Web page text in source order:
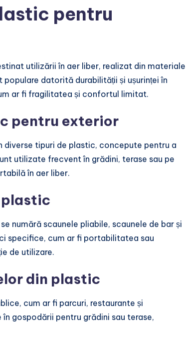
pentru
utilizării în aer liber, realizat din materiale
datorită durabilității și ușurinței în
ar fi fragilitatea și confortul limitat.
pentru exterior
diverse tipuri de plastic, concepute pentru a
utilizate frecvent în grădini, terase sau pe
în aer liber.
plastic
numără scaunele pliabile, scaunele de bar și
specifice, cum ar fi portabilitatea sau
de utilizare.
din plastic
cum ar fi parcuri, restaurante și
gospodării pentru grădini sau terase,